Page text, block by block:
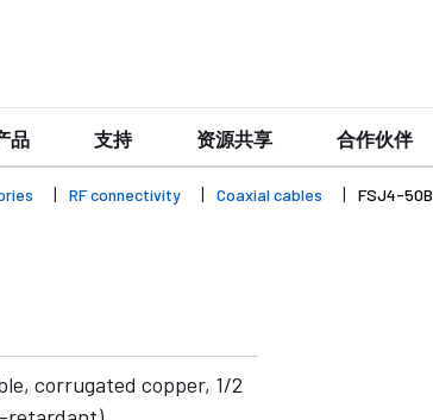
品 支持 资源共享 合作伙伴
RF connectivity Coaxial cables FSJ4-50B
corrugated copper, 1/2